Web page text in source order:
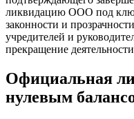
ликвидацию ООО под
законности и
учредителей и
прекращение
Официальная
нулевым